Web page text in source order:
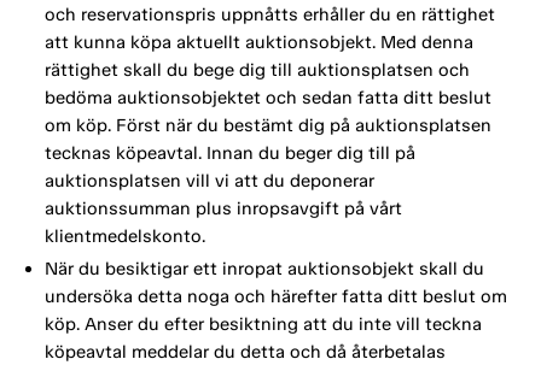
och reservationspris uppnåtts erhåller du en rättighet
att kunna köpa aktuellt auktionsobjekt. Med denna
rättighet skall du bege dig till auktionsplatsen och
bedöma auktionsobjektet och sedan fatta ditt beslut
om köp. Först när du bestämt dig på auktionsplatsen
tecknas köpeavtal. Innan du beger dig till på
auktionsplatsen vill vi att du deponerar
auktionssumman plus inropsavgift på vårt
klientmedelskonto.
När du besiktigar ett inropat auktionsobjekt skall du
undersöka detta noga och härefter fatta ditt beslut om
köp. Anser du efter besiktning att du inte vill teckna
köpeavtal meddelar du detta och då återbetalas